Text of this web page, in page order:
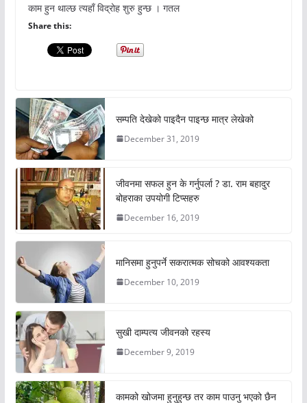
काम हुन थाल्छ त्यहाँ विद्रोह शुरु हुन्छ । गतल
Share this:
सम्पति देखेको पाइदैन पाइन्छ मात्र लेखेको
December 31, 2019
जीवनमा सफल हुन के गर्नुपर्ला ? डा. राम बहादुर
बोहराका उपयोगी टिप्सहरु
December 16, 2019
मानिसमा हुनुपर्ने सकरात्मक सोचको आवश्यकता
December 10, 2019
सुखी दाम्पत्य जीवनको रहस्य
December 9, 2019
कामको खोजमा हुनुहुन्छ तर काम पाउनु भएको छैन